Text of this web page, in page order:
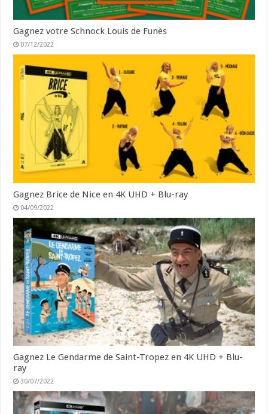
Gagnez votre Schnock Louis de Funès
07/12/2022
Gagnez Brice de Nice en 4K UHD + Blu-ray
04/09/2022
Gagnez Le Gendarme de Saint-Tropez en 4K UHD + Blu-
ray
30/07/2022